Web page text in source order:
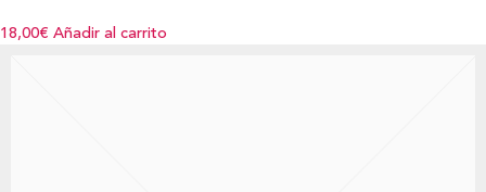
18,00€ Añadir al carrito